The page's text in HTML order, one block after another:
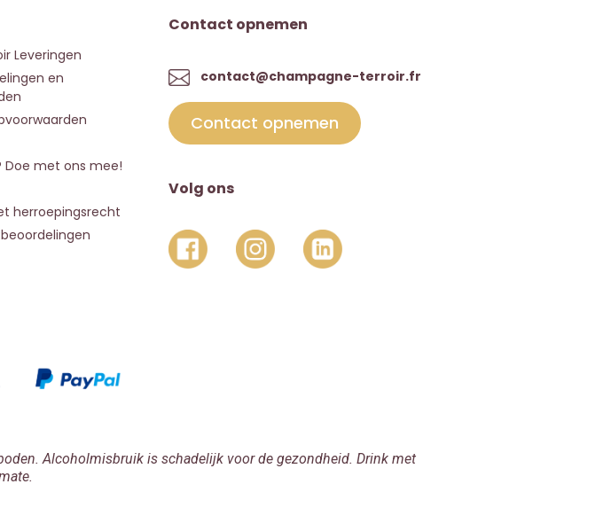
Leveringen
en
Doe met ons mee!
herroepingsrecht
Contact opnemen
contact@champagne-terroir.fr
Contact opnemen
Volg ons
Alcoholmisbruik is schadelijk voor de gezondheid. Drink met